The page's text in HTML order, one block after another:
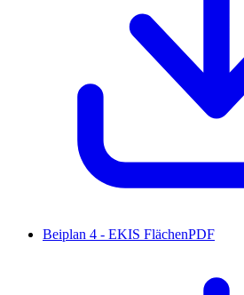
Beiplan 4 - EKIS FlächenPDF